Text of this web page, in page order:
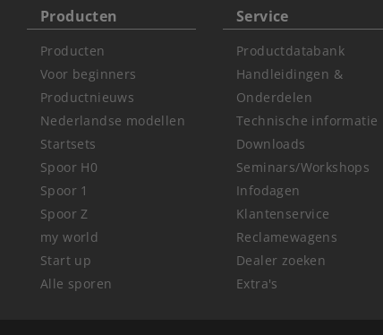
Producten
Producten
Voor beginners
Productnieuws
Nederlandse modellen
Startsets
Spoor H0
Spoor 1
Spoor Z
my world
Start up
Alle sporen
Service
Productdatabank
Handleidingen &
Onderdelen
Technische informatie
Downloads
Seminars/Workshops
Infodagen
Klantenservice
Reclamewagens
Dealer zoeken
Extra's